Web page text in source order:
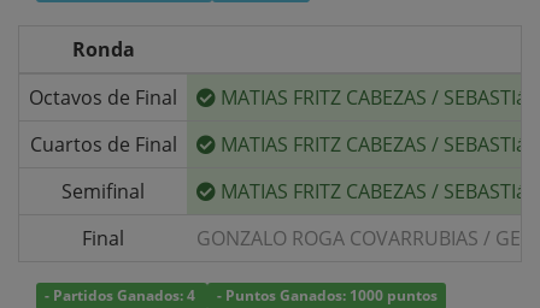
Ronda
Octavos de Final
MATIAS FRITZ CABEZAS /
Cuartos de Final
MATIAS FRITZ CABEZAS /
Semifinal
MATIAS FRITZ CABEZAS /
Final
GONZALO ROGA COVARRUBIAS /
- Partidos Ganados: 4
- Puntos Ganados: 1000 puntos